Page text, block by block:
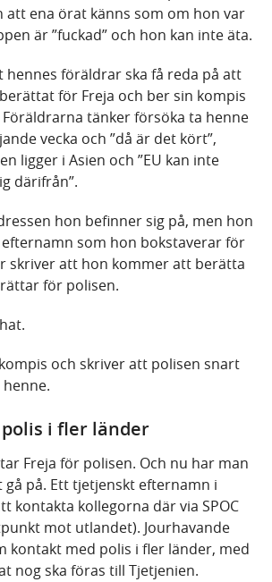
att ena örat känns som om hon var
är ”fuckad” och hon kan inte äta.
hennes föräldrar ska få reda på att
för Freja och ber sin kompis
tänker försöka ta henne
vecka och ”då är det kört”,
ligger i Asien och ”EU kan inte
därifrån”.
hon befinner sig på, men hon
som hon bokstaverar för
skriver att hon kommer att berätta
för polisen.
och skriver att polisen snart
i fler länder
Freja för polisen. Och nu har man
på. Ett tjetjenskt efternamn i
kontakta kollegorna där via SPOC
mot utlandet). Jourhavande
kontakt med polis i fler länder, med
nog ska föras till Tjetjenien.